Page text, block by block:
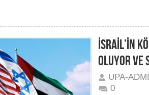
İSRAİL’İN
OLUYOR VE
UPA-
0